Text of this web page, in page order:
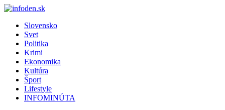
Slovensko
Svet
Politika
Krimi
Ekonomika
Kultúra
Šport
Lifestyle
INFOMINÚTA